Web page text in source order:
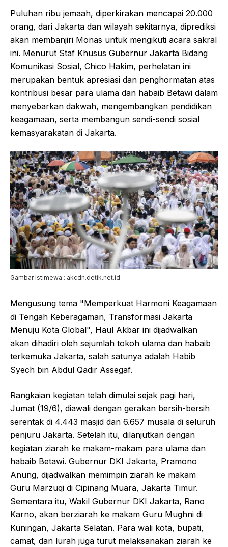
Puluhan ribu jemaah, diperkirakan mencapai 20.000
orang, dari Jakarta dan wilayah sekitarnya, diprediksi
akan membanjiri Monas untuk mengikuti acara sakral
ini. Menurut Staf Khusus Gubernur Jakarta Bidang
Komunikasi Sosial, Chico Hakim, perhelatan ini
merupakan bentuk apresiasi dan penghormatan atas
kontribusi besar para ulama dan habaib Betawi dalam
menyebarkan dakwah, mengembangkan pendidikan
keagamaan, serta membangun sendi-sendi sosial
kemasyarakatan di Jakarta.
Gambar Istimewa : akcdn.detik.net.id
Mengusung tema "Memperkuat Harmoni Keagamaan
di Tengah Keberagaman, Transformasi Jakarta
Menuju Kota Global", Haul Akbar ini dijadwalkan
akan dihadiri oleh sejumlah tokoh ulama dan habaib
terkemuka Jakarta, salah satunya adalah Habib
Syech bin Abdul Qadir Assegaf.
Rangkaian kegiatan telah dimulai sejak pagi hari,
Jumat (19/6), diawali dengan gerakan bersih-bersih
serentak di 4.443 masjid dan 6.657 musala di seluruh
penjuru Jakarta. Setelah itu, dilanjutkan dengan
kegiatan ziarah ke makam-makam para ulama dan
habaib Betawi. Gubernur DKI Jakarta, Pramono
Anung, dijadwalkan memimpin ziarah ke makam
Guru Marzuqi di Cipinang Muara, Jakarta Timur.
Sementara itu, Wakil Gubernur DKI Jakarta, Rano
Karno, akan berziarah ke makam Guru Mughni di
Kuningan, Jakarta Selatan. Para wali kota, bupati,
camat, dan lurah juga turut melaksanakan ziarah ke